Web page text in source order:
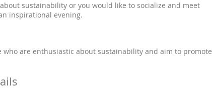
sustainability or you would like to socialize and meet
inspirational evening.
who are enthusiastic about sustainability and aim to promote